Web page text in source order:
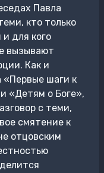
Павла
кто только
для кого
вызывают
Как и
«Первые шаги к
«Детям о Боге»,
с теми,
смятение к
отцовским